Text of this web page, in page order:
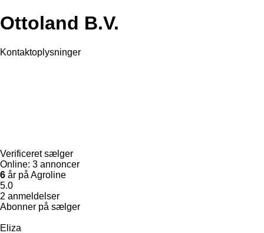
Ottoland B.V.
Kontaktoplysninger
Verificeret sælger
Online: 3 annoncer
6 år på Agroline
5.0
2 anmeldelser
Abonner på sælger
Eliza